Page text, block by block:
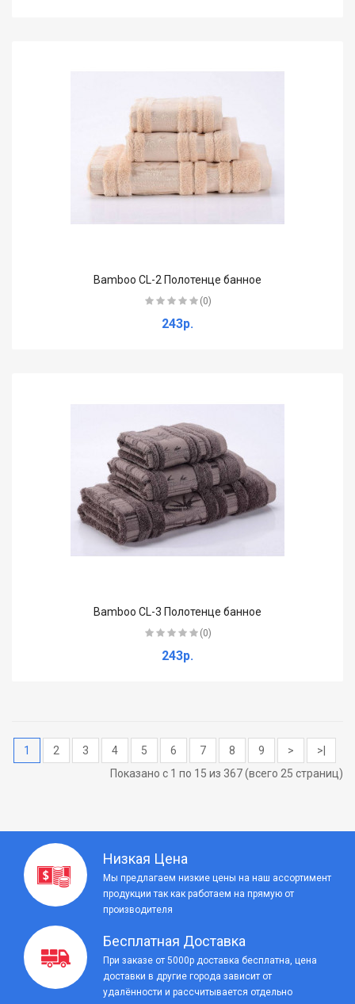
Bamboo CL-2 Полотенце банное
(0)
243р.
Bamboo CL-3 Полотенце банное
(0)
243р.
1 2 3 4 5 6 7 8 9 >
>|
Показано с 1 по 15 из 367 (всего 25 страниц)
Низкая Цена
Мы предлагаем низкие цены на наш ассортимент
продукции так как работаем на прямую от
производителя
Бесплатная Доставка
При заказе от 5000р доставка бесплатна, цена
доставки в другие города зависит от
удалённости и рассчитывается отдельно